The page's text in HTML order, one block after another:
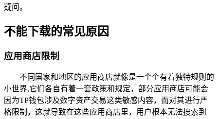
疑问。
不能下载的常见原因
应用商店限制
不同国家和地区的应用商店就像是一个个有着独特规则的
小世界,它们各自有着一套政策和规定，部分应用商店可能会
因为TP钱包涉及数字资产交易这类敏感内容，而对其进行严
格限制，这就导致在这些应用商店里，用户根本无法搜索到